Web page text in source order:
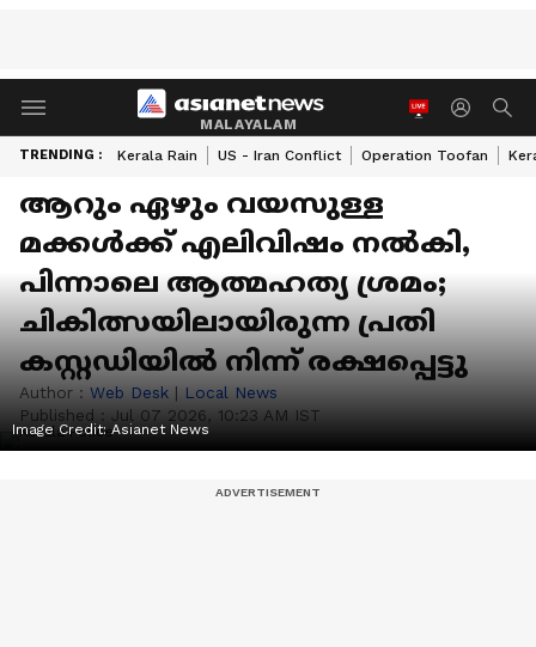
MALAYALAM
TRENDING : Kerala Rain US - Iran Conflict Operation Toofan
ആറും ഏഴും വയസുള്ള
മക്കൾക്ക് എലിവിഷം നൽകി,
പിന്നാലെ ആത്മഹത്യ ശ്രമം;
ചികിത്സയിലായിരുന്ന പ്രതി
കസ്റ്റഡിയിൽ നിന്ന് രക്ഷപ്പെട്ടു
Author : Web Desk | Local News
Published : Jul 07 2026, 10:23 AM IST
Image Credit:Asianet News